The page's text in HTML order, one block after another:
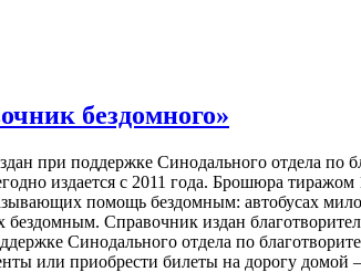
бездомного»
при поддержке Синодального отдела по
издается с 2011 года. Брошюра
помощь бездомным: автобусах
Справочник издан
Синодального отдела по
или приобрести билеты на дорогу